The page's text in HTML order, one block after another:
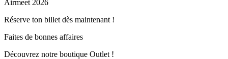
Airmeet 2026
Réserve ton billet dès maintenant !
Faites de bonnes affaires
Découvrez notre boutique Outlet !